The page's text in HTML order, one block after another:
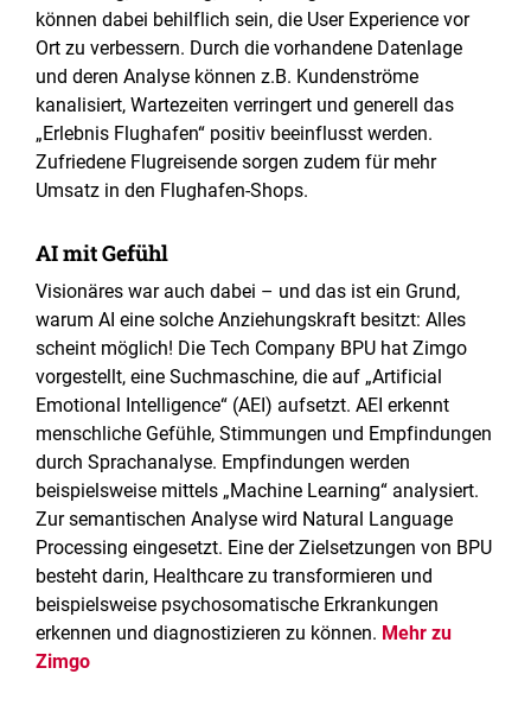
können dabei behilflich sein, die User Experience vor
Ort zu verbessern. Durch die vorhandene Datenlage
und deren Analyse können z.B. Kundenströme
kanalisiert, Wartezeiten verringert und generell das
„Erlebnis Flughafen“ positiv beeinflusst werden.
Zufriedene Flugreisende sorgen zudem für mehr
Umsatz in den Flughafen-Shops.
AI mit Gefühl
Visionäres war auch dabei – und das ist ein Grund,
warum AI eine solche Anziehungskraft besitzt: Alles
scheint möglich! Die Tech Company BPU hat Zimgo
vorgestellt, eine Suchmaschine, die auf „Artificial
Emotional Intelligence“ (AEI) aufsetzt. AEI erkennt
menschliche Gefühle, Stimmungen und Empfindungen
durch Sprachanalyse. Empfindungen werden
beispielsweise mittels „Machine Learning“ analysiert.
Zur semantischen Analyse wird Natural Language
Processing eingesetzt. Eine der Zielsetzungen von BPU
besteht darin, Healthcare zu transformieren und
beispielsweise psychosomatische Erkrankungen
erkennen und diagnostizieren zu können. Mehr zu
Zimgo